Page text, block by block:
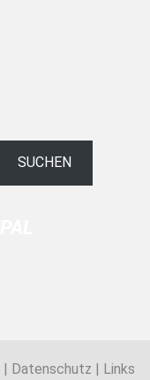
SUCHEN
| Datenschutz | Links